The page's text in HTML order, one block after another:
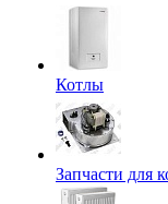
Котлы
Запчасти для